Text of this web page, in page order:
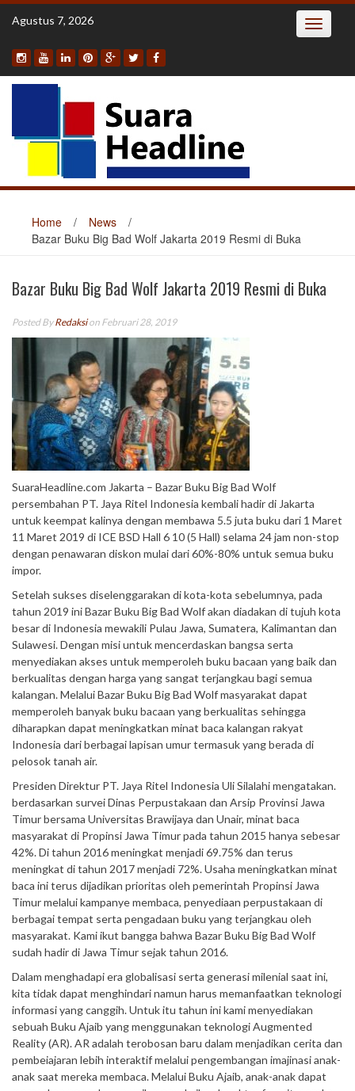
Skip
Agustus 7, 2026 Toggle
Home / News
/
Bazar Buku Big Bad Wolf Jakarta 2019 Resmi di Buka
Bazar Buku Big Bad Wolf Jakarta 2019 Resmi di Buka
Posted ByRedaksion Februari 28, 2019
SuaraHeadline.com Jakarta – Bazar Buku Big Bad Wolf
persembahan PT. Jaya Ritel Indonesia kembali hadir di Jakarta
untuk keempat kalinya dengan membawa 5.5 juta buku dari 1 Maret
11 Maret 2019 di ICE BSD Hall 6 10 (5 Hall) selama 24 jam non-stop
dengan penawaran diskon mulai dari 60%-80% untuk semua buku
impor.
Setelah sukses diselenggarakan di kota-kota sebelumnya, pada
tahun 2019 ini Bazar Buku Big Bad Wolf akan diadakan di tujuh kota
besar di Indonesia mewakili Pulau Jawa, Sumatera, Kalimantan dan
Sulawesi. Dengan misi untuk mencerdaskan bangsa serta
menyediakan akses untuk memperoleh buku bacaan yang baik dan
berkualitas dengan harga yang sangat terjangkau bagi semua
kalangan. Melalui Bazar Buku Big Bad Wolf masyarakat dapat
memperoleh banyak buku bacaan yang berkualitas sehingga
diharapkan dapat meningkatkan minat baca kalangan rakyat
Indonesia dari berbagai lapisan umur termasuk yang berada di
pelosok tanah air.
Presiden Direktur PT. Jaya Ritel Indonesia Uli Silalahi mengatakan.
berdasarkan survei Dinas Perpustakaan dan Arsip Provinsi Jawa
Timur bersama Universitas Brawijaya dan Unair, minat baca
masyarakat di Propinsi Jawa Timur pada tahun 2015 hanya sebesar
42%. Di tahun 2016 meningkat menjadi 69.75% dan terus
meningkat di tahun 2017 menjadi 72%. Usaha meningkatkan minat
baca ini terus dijadikan prioritas oleh pemerintah Propinsi Jawa
Timur melalui kampanye membaca, penyediaan perpustakaan di
berbagai tempat serta pengadaan buku yang terjangkau oleh
masyarakat. Kami ikut bangga bahwa Bazar Buku Big Bad Wolf
sudah hadir di Jawa Timur sejak tahun 2016.
Dalam menghadapi era globalisasi serta generasi milenial saat ini,
kita tidak dapat menghindari namun harus memanfaatkan teknologi
informasi yang canggih. Untuk itu tahun ini kami menyediakan
sebuah Buku Ajaib yang menggunakan teknologi Augmented
Reality (AR). AR adalah terobosan baru dalam menjadikan cerita dan
pembeiajaran lebih interaktif melalui pengembangan imajinasi anak-
anak saat mereka membaca. Melalui Buku Ajaib, anak-anak dapat